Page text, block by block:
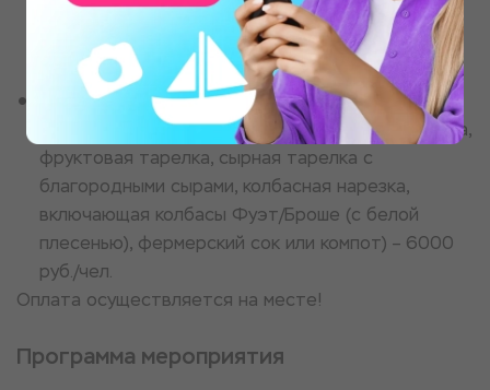
тарелка, фруктовая тарелка, сырная тарелка,
колбасная нарезка, пакетированный сок) – 4000
руб./чел.
Кейтеринг lux (шашлык из свиной шейки/
мраморной говядины на выбор, овощная тарелка,
фруктовая тарелка, сырная тарелка с
благородными сырами, колбасная нарезка,
включающая колбасы Фуэт/Броше (с белой
плесенью), фермерский сок или компот) – 6000
руб./чел.
Оплата осуществляется на месте!
Программа мероприятия